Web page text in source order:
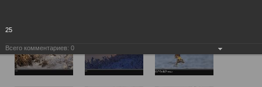
25
Всего комментариев: 0